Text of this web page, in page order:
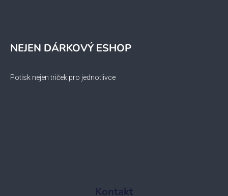
NEJEN DÁRKOVÝ ESHOP
Potisk nejen triček pro jednotlivce
Kontakt